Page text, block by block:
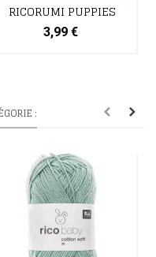
RICORUMI PUPPIES
3,99 €
: